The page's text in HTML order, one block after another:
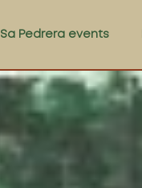
Sa Pedrera events